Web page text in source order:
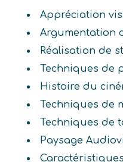
Appréciation
Argumentation
Réalisation de
Techniques de
Histoire du
Techniques de
Techniques de
Paysage